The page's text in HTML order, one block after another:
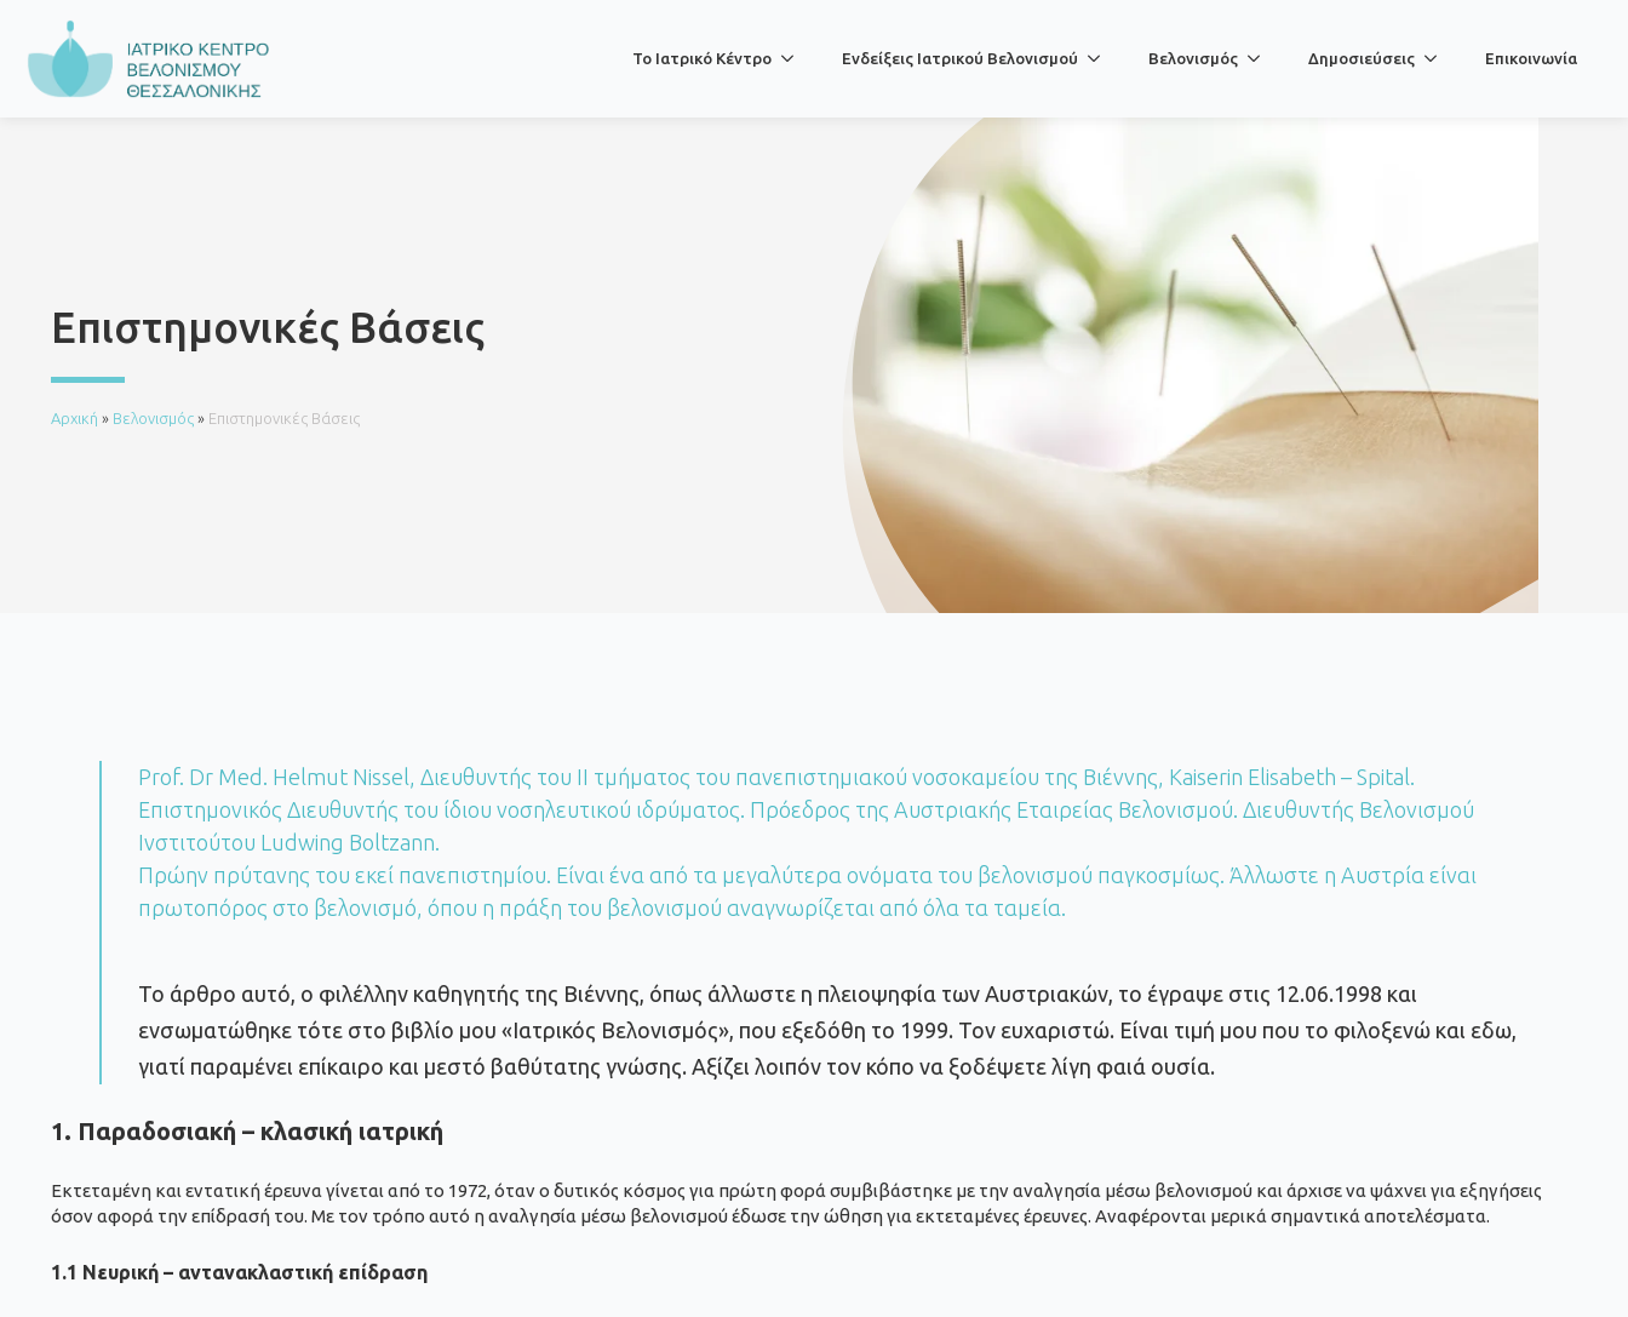
Το Ιατρικό Κέντρο Ενδείξεις Ιατρικού Βελονισμού Βελονισμός Δημοσιεύσεις Επικοινωνία
Επιστημονικές Βάσεις
Αρχική » Βελονισμός » Επιστημονικές Βάσεις
Prof. Dr Med. Helmut Nissel, Διευθυντής του ΙΙ τμήματος του πανεπιστημιακού νοσοκαμείου της Βιέννης, Kaiserin Elisabeth – Spital.
Επιστημονικός Διευθυντής του ίδιου νοσηλευτικού ιδρύματος. Πρόεδρος της Αυστριακής Εταιρείας Βελονισμού. Διευθυντής Βελονισμού
Ινστιτούτου Ludwing Boltzann.
Πρώην πρύτανης του εκεί πανεπιστημίου. Είναι ένα από τα μεγαλύτερα ονόματα του βελονισμού παγκοσμίως. Άλλωστε η Αυστρία είναι
πρωτοπόρος στο βελονισμό, όπου η πράξη του βελονισμού αναγνωρίζεται από όλα τα ταμεία.
Το άρθρο αυτό, ο φιλέλλην καθηγητής της Βιέννης, όπως άλλωστε η πλειοψηφία των Αυστριακών, το έγραψε στις 12.06.1998 και
ενσωματώθηκε τότε στο βιβλίο μου «Ιατρικός Βελονισμός», που εξεδόθη το 1999. Τον ευχαριστώ. Είναι τιμή μου που το φιλοξενώ και εδω,
γιατί παραμένει επίκαιρο και μεστό βαθύτατης γνώσης. Αξίζει λοιπόν τον κόπο να ξοδέψετε λίγη φαιά ουσία.
1. Παραδοσιακή – κλασική ιατρική
Εκτεταμένη και εντατική έρευνα γίνεται από το 1972, όταν ο δυτικός κόσμος για πρώτη φορά συμβιβάστηκε με την αναλγησία μέσω βελονισμού και άρχισε να ψάχνει για εξηγήσεις
όσον αφορά την επίδρασή του. Με τον τρόπο αυτό η αναλγησία μέσω βελονισμού έδωσε την ώθηση για εκτεταμένες έρευνες. Αναφέρονται μερικά σημαντικά αποτελέσματα.
1.1 Νευρική – αντανακλαστική επίδραση